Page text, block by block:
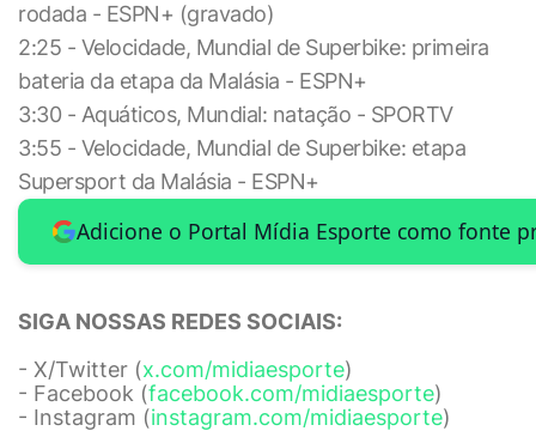
rodada - ESPN+ (gravado)
2:25 - Velocidade, Mundial de Superbike: primeira
bateria da etapa da Malásia - ESPN+
3:30 - Aquáticos, Mundial: natação - SPORTV
3:55 - Velocidade, Mundial de Superbike: etapa
Supersport da Malásia - ESPN+
Adicione o Portal Mídia Esporte como fonte
SIGA NOSSAS REDES SOCIAIS:
- X/Twitter (x.com/midiaesporte)
- Facebook (facebook.com/midiaesporte)
- Instagram (instagram.com/midiaesporte)